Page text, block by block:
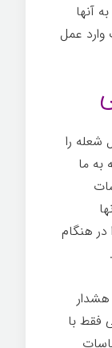
آنها
عمل
شعله را
ما
هنگام
فقط با